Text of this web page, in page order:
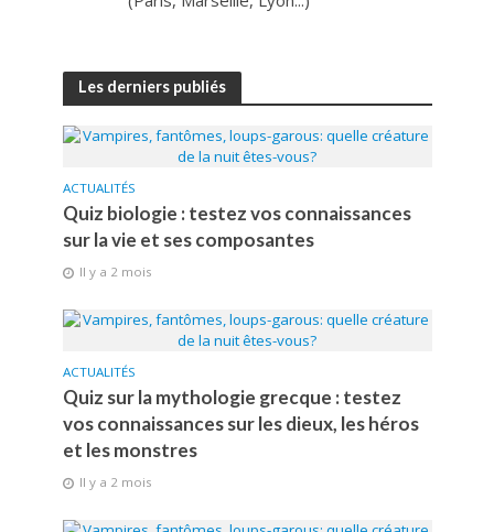
Les derniers publiés
ACTUALITÉS
Quiz biologie : testez vos connaissances
sur la vie et ses composantes
Il y a 2 mois
ACTUALITÉS
Quiz sur la mythologie grecque : testez
vos connaissances sur les dieux, les héros
et les monstres
Il y a 2 mois